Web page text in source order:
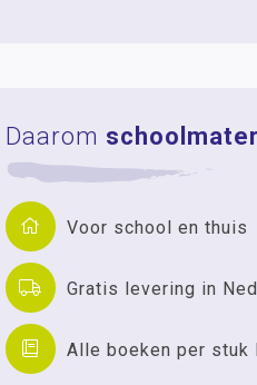
Daarom
Voor school en thuis
Gratis levering in
Alle boeken per stuk